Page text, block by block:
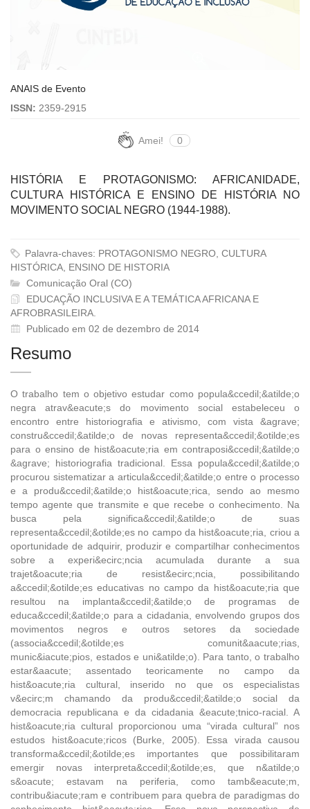
ANAIS de Evento
ISSN: 2359-2915
Amei! 0
HISTÓRIA E PROTAGONISMO: AFRICANIDADE,
CULTURA HISTÓRICA E ENSINO DE HISTÓRIA NO
MOVIMENTO SOCIAL NEGRO (1944-1988).
Palavra-chaves: PROTAGONISMO NEGRO, CULTURA
HISTÓRICA, ENSINO DE HISTORIA
Comunicação Oral (CO)
EDUCAÇÃO INCLUSIVA E A TEMÁTICA AFRICANA E
AFROBRASILEIRA.
Publicado em 02 de dezembro de 2014
Resumo
O trabalho tem o objetivo estudar como popula&ccedil;&atilde;o
negra atrav&eacute;s do movimento social estabeleceu o
encontro entre historiografia e ativismo, com vista &agrave;
constru&ccedil;&atilde;o de novas representa&ccedil;&otilde;es
para o ensino de hist&oacute;ria em contraposi&ccedil;&atilde;o
&agrave; historiografia tradicional. Essa popula&ccedil;&atilde;o
procurou sistematizar a articula&ccedil;&atilde;o entre o processo
e a produ&ccedil;&atilde;o hist&oacute;rica, sendo ao mesmo
tempo agente que transmite e que recebe o conhecimento. Na
busca pela significa&ccedil;&atilde;o de suas
representa&ccedil;&otilde;es no campo da hist&oacute;ria, criou a
oportunidade de adquirir, produzir e compartilhar conhecimentos
sobre a experi&ecirc;ncia acumulada durante a sua
trajet&oacute;ria de resist&ecirc;ncia, possibilitando
a&ccedil;&otilde;es educativas no campo da hist&oacute;ria que
resultou na implanta&ccedil;&atilde;o de programas de
educa&ccedil;&atilde;o para a cidadania, envolvendo grupos dos
movimentos negros e outros setores da sociedade
(associa&ccedil;&otilde;es comunit&aacute;rias,
munic&iacute;pios, estados e uni&atilde;o). Para tanto, o trabalho
estar&aacute; assentado teoricamente no campo da
hist&oacute;ria cultural, inserido no que os especialistas
v&ecirc;m chamando da produ&ccedil;&atilde;o social da
democracia republicana e da cidadania &eacute;tnico-racial. A
hist&oacute;ria cultural proporcionou uma “virada cultural” nos
estudos hist&oacute;ricos (Burke, 2005). Essa virada causou
transforma&ccedil;&otilde;es importantes que possibilitaram
emergir novas interpreta&ccedil;&otilde;es, que n&atilde;o
s&oacute; estavam na periferia, como tamb&eacute;m,
contribu&iacute;ram e contribuem para quebra de paradigmas do